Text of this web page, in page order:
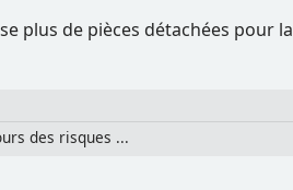
plus de pièces détachées pour
des risques ...